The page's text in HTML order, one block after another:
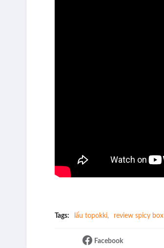
Tags: lẩu topokki review spicy box
Facebook